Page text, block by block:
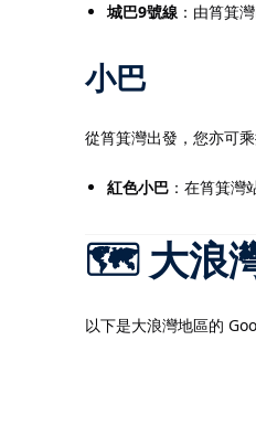
城巴9號線 ：由筲箕
小巴
從筲箕灣出發，您亦可
紅色小巴 ：在筲箕
🗺️ 大浪
以下是大浪灣地區的